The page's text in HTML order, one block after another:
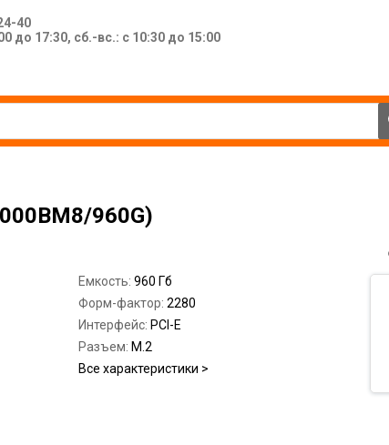
40
до 17:30, сб.-вс.: с 10:30 до 15:00
960G)
Емкость: 960 Гб
Форм-фактор: 2280
Интерфейс: PCI-E
Разъем: M.2
Все характеристики >